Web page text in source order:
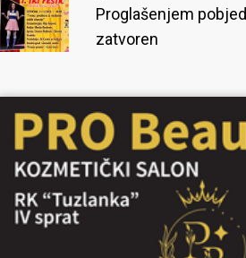
Proglašenjem
zatvoren